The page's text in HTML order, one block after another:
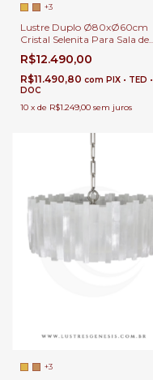
+3
Lustre Duplo Ø80xØ60cm
Cristal Selenita Para Sala de
Jantar, Sala de Estar, Suítes e
Hall de Entrada
R$12.490,00
R$11.490,80 com PIX • TED •
DOC
10 x de R$1.249,00 sem juros
+3